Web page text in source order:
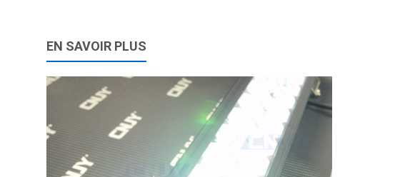
EN SAVOIR PLUS